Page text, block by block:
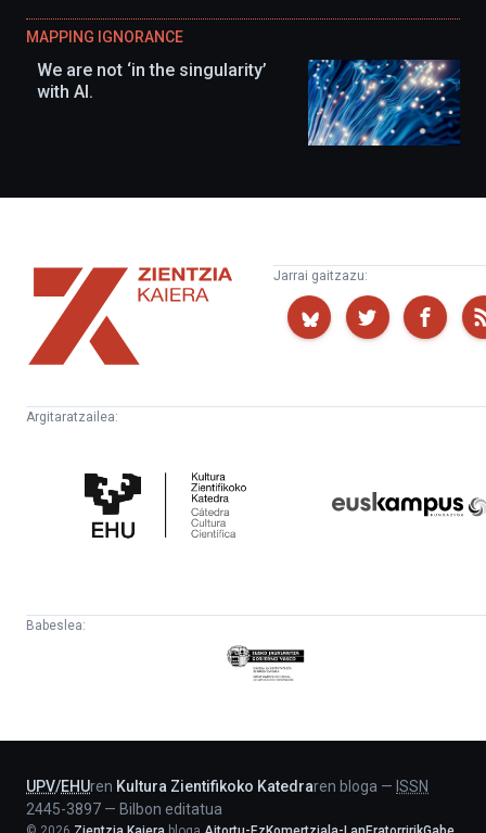
MAPPING IGNORANCE
We are not ‘in the singularity’
with AI.
Zientzia
Kaiera
Jarrai gaitzazu:
Argitaratzailea:
Zientifikoko
Katedra
Babeslea:
Eusko
Jaurlaritza
UPV/EHUren Kultura Zientifikoko Katedraren bloga — ISSN
2445-3897 — Bilbon editatua